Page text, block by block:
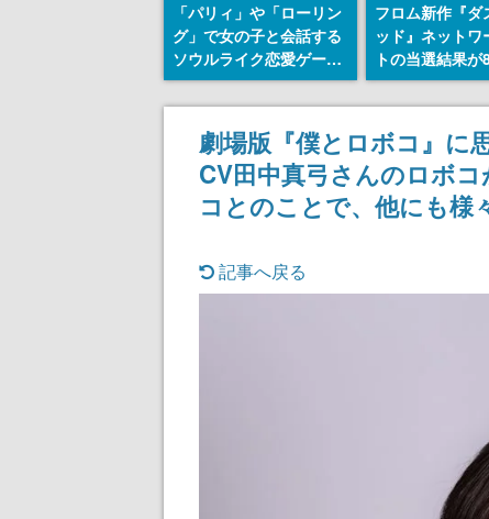
「パリィ」や「ローリン
グ」で女の子と会話する
ソウルライク恋愛ゲーム
『小早川さんはソウルラ
イク』無料公開。返事に
失敗すると「YOU
DIED」
フロム新作『ダ
ッド』ネットワ
トの当選結果が
時に発表。応募
マイページから
能、テスト実施
日～24日
劇場版『僕とロボコ』に
CV田中真弓さんのロボ
コとのことで、他にも様
記事へ戻る